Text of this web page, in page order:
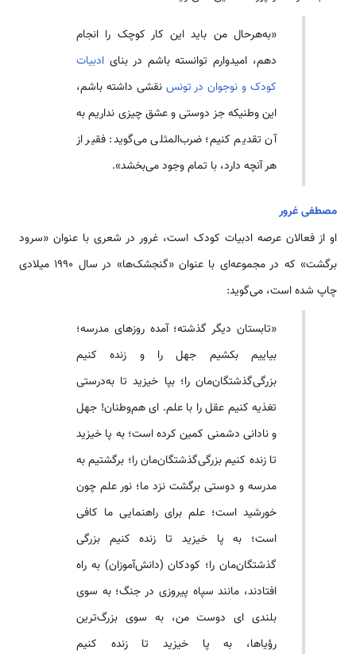
«به‌هرحال من باید این کار کوچک را انجام
دهم، امیدوارم توانسته باشم در بنای ادبیات
کودک و نوجوان در تونس نقشی داشته باشم،
این وطنیکه جز دوستی و عشق چیزی نداریم به
آن تقدیم کنیم؛ ضرب‌المثلی می‌گوید: فقیر از
هر آنچه دارد، با تمام وجود می‌بخشد».
مصطفی غرور
او از فعالان عرصه ادبیات کودک است، غرور در شعری با عنوان «سرود
برگشت» که در مجموعه‌ای با عنوان «گنجشک‌ها» در سال ۱۹۹۰ میلادی
چاپ شده است، می‌گوید:
«تابستان دیگر گذشته؛ آمده روزهای مدرسه؛
بیاییم بکشیم جهل را و زنده کنیم
بزرگی‌گذشتگان‌مان را؛ بپا خیزید تا به‌درستی
تغذیه کنیم عقل را با علم. ای هم‌وطنان! جهل
و نادانی دشمنی کمین کرده است؛ به پا خیزید
تا زنده کنیم بزرگی‌گذشتگان‌مان را؛ برگشتیم به
مدرسه و دوستی برگشت نزد ما؛ نور علم چون
خورشید است؛ علم برای راهنمایی ما کافی
است؛ به پا خیزید تا زنده کنیم بزرگی
گذشتگان‌مان را؛ کودکان (دانش‌آموزان) به راه
افتادند، مانند سپاه پیروزی در جنگ؛ به سوی
بلندی ای دوست من، به سوی بزرگ‌ترین
رؤیاها، به پا خیزید تا زنده کنیم